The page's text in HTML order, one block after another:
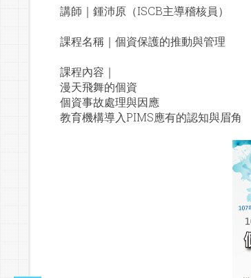
講師｜鍾沛原（ISCB主導稽核員）
課程名稱｜個資保護的推動與管理
課程內容｜
漫天飛舞的個資
個資事故處理與因應
教育機構導入PIMS應有的認知與眉角